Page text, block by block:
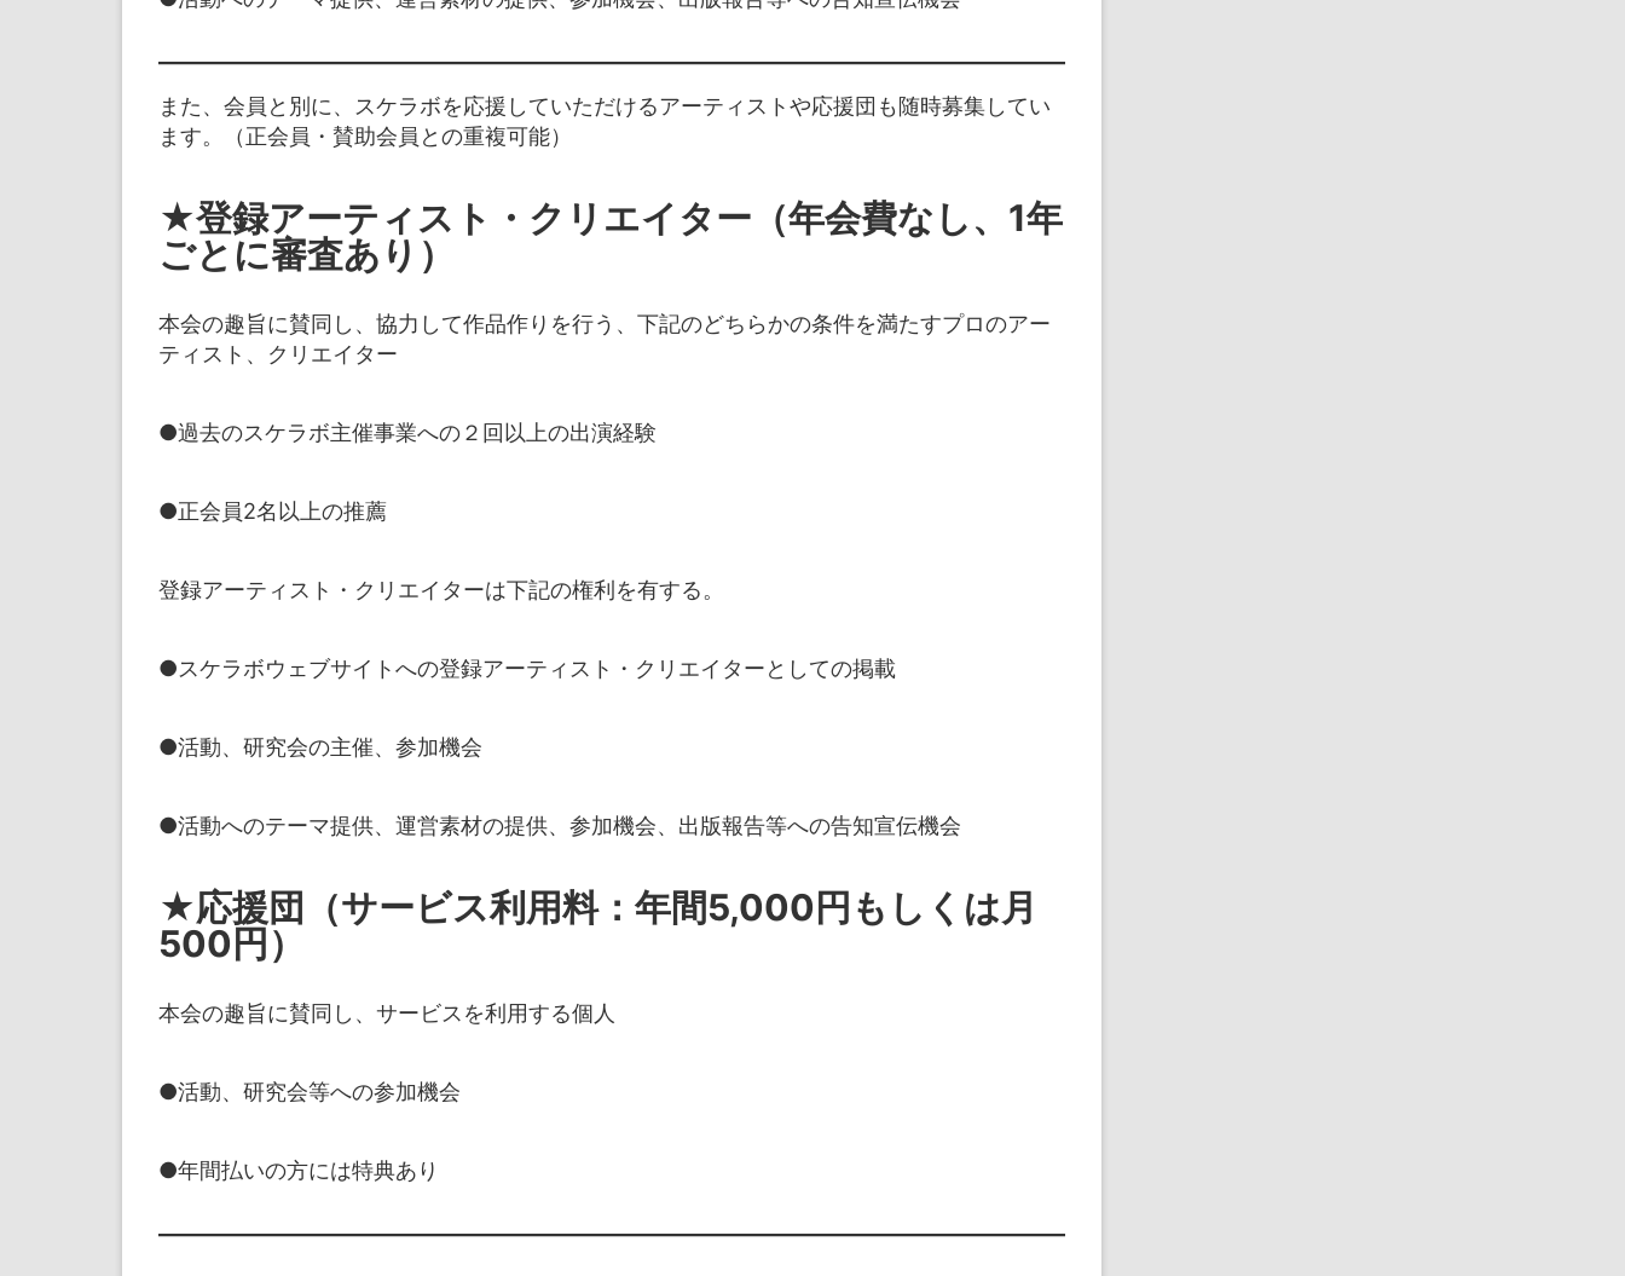
また、会員と別に、スケラボを応援していただけるアーティストや応援団も随時募集してい
ます。（正会員・賛助会員との重複可能）
★登録アーティスト・クリエイター（年会費なし、1年
ごとに審査あり）
本会の趣旨に賛同し、協力して作品作りを行う、下記のどちらかの条件を満たすプロのアー
ティスト、クリエイター
●過去のスケラボ主催事業への２回以上の出演経験
●正会員2名以上の推薦
登録アーティスト・クリエイターは下記の権利を有する。
●スケラボウェブサイトへの登録アーティスト・クリエイターとしての掲載
●活動、研究会の主催、参加機会
●活動へのテーマ提供、運営素材の提供、参加機会、出版報告等への告知宣伝機会
★応援団（サービス利用料：年間5,000円もしくは月
500円）
本会の趣旨に賛同し、サービスを利用する個人
●活動、研究会等への参加機会
●年間払いの方には特典あり